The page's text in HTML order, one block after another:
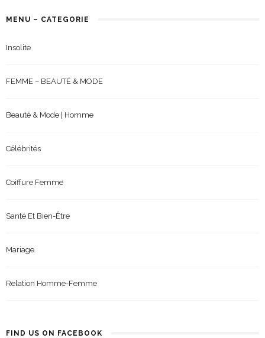
MENU – CATEGORIE
Insolite
FEMME – BEAUTÉ & MODE
Beauté & Mode | Homme
Célébrités
Coiffure Femme
Santé Et Bien-Être
Mariage
Relation Homme-Femme
FIND US ON FACEBOOK